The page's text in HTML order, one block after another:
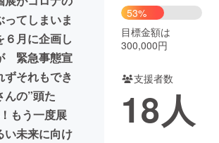
for Social Good
CAMPFIRE Creation
ふるさと納税machi-ya コミュニティ
てしまいま
６月に企画し
緊急事態宣
それもでき
んの”頭た
もう一度展
い未来に向け
53%
目標金額は
300,000円
支援者数
18人